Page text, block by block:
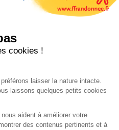
cookies !
laisser la nature intacte.
laissons quelques petits cookies
aident à améliorer votre
des contenus pertinents et à